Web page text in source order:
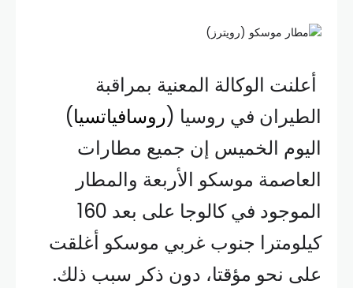
أعلنت الوكالة المعنية بمراقبة
الطيران في روسيا (روسافياتسيا)
اليوم الخميس إن جميع مطارات
العاصمة موسكو الأربعة والمطار
الموجود في كالوجا على بعد 160
كيلومترا جنوب غربي موسكو أغلقت
على نحو مؤقتا، دون ذكر سبب ذلك.